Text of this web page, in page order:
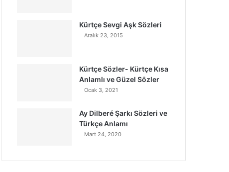
Kürtçe Sevgi Aşk Sözleri
Aralık 23, 2015
Kürtçe Sözler- Kürtçe Kısa
Anlamlı ve Güzel Sözler
Ocak 3, 2021
Ay Dilberé Şarkı Sözleri ve
Türkçe Anlamı
Mart 24, 2020